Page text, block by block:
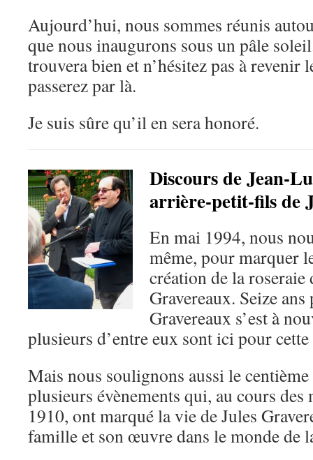
Aujourd’hui, nous sommes réunis
que nous inaugurons sous un pâle
trouvera bien et n’hésitez pas à revenir
passerez par là.
Je suis sûre qu’il en sera honoré.
Discours de Jean-
arrière-petit-fils de
En mai 1994, nous
même, pour marquer
création de la roseraie
Gravereaux. Seize
Gravereaux s’est à
plusieurs d’entre eux sont ici pour
Mais nous soulignons aussi le
plusieurs évènements qui, au cours
1910, ont marqué la vie de Jules
famille et son œuvre dans le monde de